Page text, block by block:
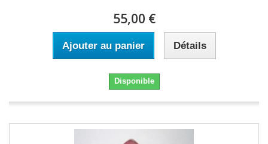
55,00 €
Ajouter au panier Détails
Disponible